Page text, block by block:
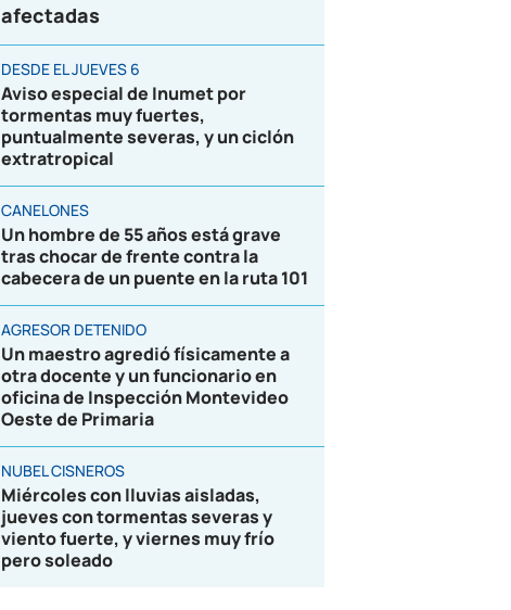
afectadas
DESDE EL JUEVES 6
Aviso especial de Inumet por
tormentas muy fuertes,
puntualmente severas, y un ciclón
extratropical
CANELONES
Un hombre de 55 años está grave
tras chocar de frente contra la
cabecera de un puente en la ruta 101
AGRESOR DETENIDO
Un maestro agredió físicamente a
otra docente y un funcionario en
oficina de Inspección Montevideo
Oeste de Primaria
NUBEL CISNEROS
Miércoles con lluvias aisladas,
jueves con tormentas severas y
viento fuerte, y viernes muy frío
pero soleado